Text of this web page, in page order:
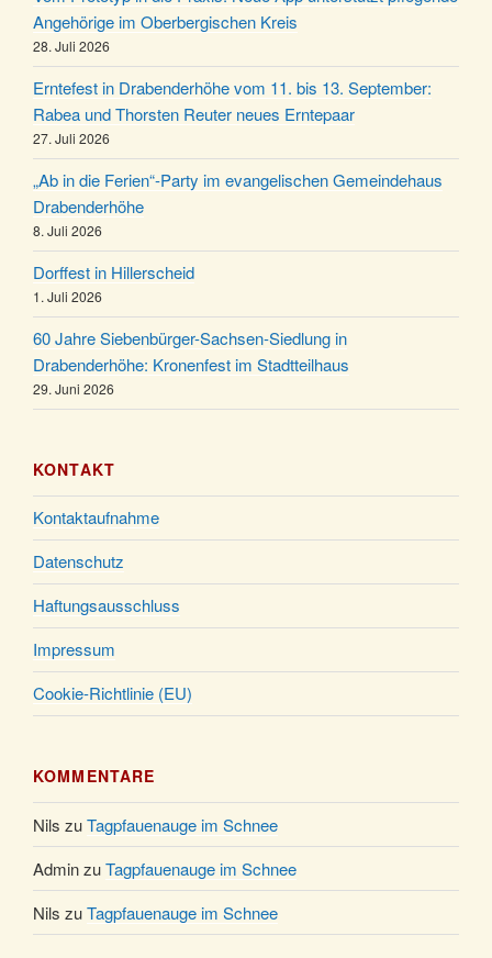
11.12.
Puer-Natus weihnachtliches Brauchtum am
Robert-Gassner-Hof um 17:00 Uhr
19.12.
Kinderbibeltag im Ev. Gemeindehaus von 10-12
Uhr
20.12.
Weihnachts-Konzert des Honterus Chors in der
Kirche um 17:00 Uhr
24.12.
Familiengottesdienst mit Krippenspiel im Ev.
Gemeindehaus um 15:00 Uhr
24.12. Familiengottesdienst in der FeG um 16 Uhr
24.12.
Weihnachtsgottesdienst in der Kirche um 15:00
Uhr
24.12.
Weihnachtsgottesdienst in der Kirche um 18:00
Uhr
Christmette mit der ev. Jugend in der Kirche um
31.12.
Gottesdienst zu Silvester in der Kirche um 18:00
Uhr
Angehörige im Oberbergischen Kreis
28. Juli 2026
Erntefest in Drabenderhöhe vom 11. bis 13. September:
Rabea und Thorsten Reuter neues Erntepaar
27. Juli 2026
„Ab in die Ferien“-Party im evangelischen Gemeindehaus
Drabenderhöhe
8. Juli 2026
Dorffest in Hillerscheid
1. Juli 2026
60 Jahre Siebenbürger-Sachsen-Siedlung in
Drabenderhöhe: Kronenfest im Stadtteilhaus
29. Juni 2026
KONTAKT
Kontaktaufnahme
Datenschutz
Haftungsausschluss
Impressum
Cookie-Richtlinie (EU)
KOMMENTARE
Nils zuTagpfauenauge im Schnee
AdminzuTagpfauenauge im Schnee
Nils zuTagpfauenauge im Schnee